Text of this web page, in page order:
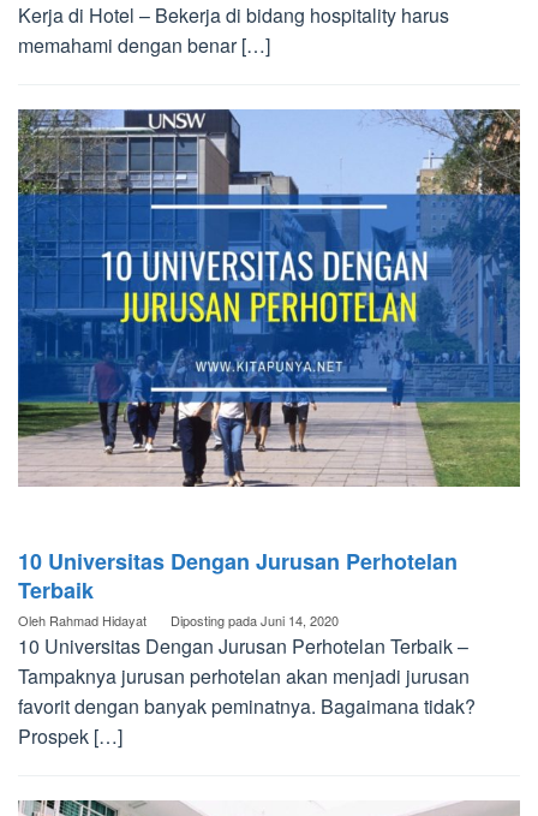
Kerja di Hotel – Bekerja di bidang hospitality harus
memahami dengan benar […]
10 Universitas Dengan Jurusan Perhotelan
Terbaik
Oleh Rahmad Hidayat Diposting padaJuni 14, 2020
10 Universitas Dengan Jurusan Perhotelan Terbaik –
Tampaknya jurusan perhotelan akan menjadi jurusan
favorit dengan banyak peminatnya. Bagaimana tidak?
Prospek […]